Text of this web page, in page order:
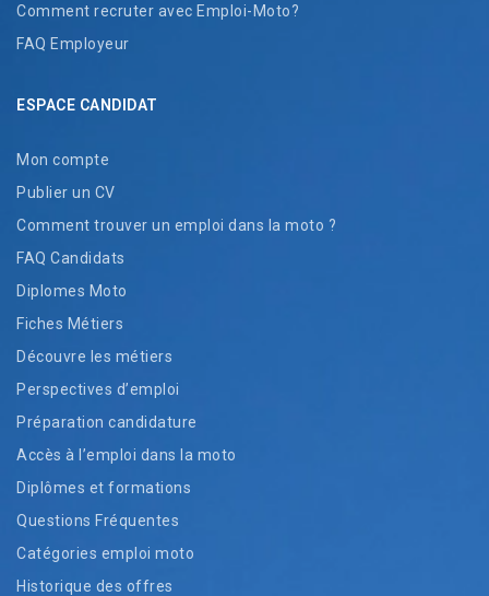
Comment recruter avec Emploi-Moto?
FAQ Employeur
ESPACE CANDIDAT
Mon compte
Publier un CV
Comment trouver un emploi dans la moto ?
FAQ Candidats
Diplomes Moto
Fiches Métiers
Découvre les métiers
Perspectives d’emploi
Préparation candidature
Accès à l’emploi dans la moto
Diplômes et formations
Questions Fréquentes
Catégories emploi moto
Historique des offres